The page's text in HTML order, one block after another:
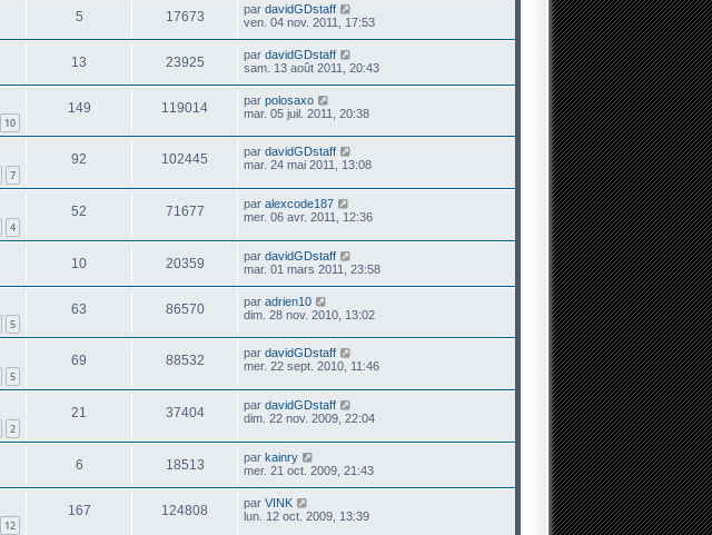
5 17673 par davidGDstaff
ven. 04 nov. 2011, 17:53
13 23925 par davidGDstaff
sam. 13 août 2011, 20:43
10
149 119014 par polosaxo
mar. 05 juil. 2011, 20:38
7
92 102445 par davidGDstaff
mar. 24 mai 2011, 13:08
4
52 71677 par alexcode187
mer. 06 avr. 2011, 12:36
10 20359 par davidGDstaff
mar. 01 mars 2011, 23:58
5
63 86570 par adrien10
dim. 28 nov. 2010, 13:02
5
69 88532 par davidGDstaff
mer. 22 sept. 2010, 11:46
2
21 37404 par davidGDstaff
dim. 22 nov. 2009, 22:04
6 18513 par kainry
mer. 21 oct. 2009, 21:43
12
167 124808 par VINK
lun. 12 oct. 2009, 13:39